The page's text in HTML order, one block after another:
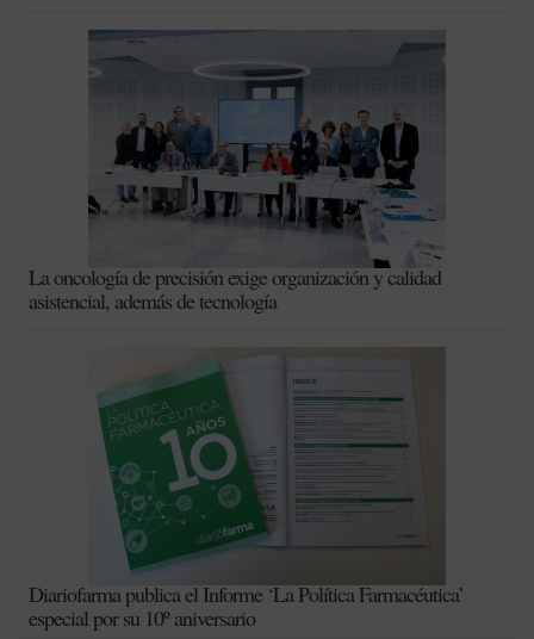
La oncología de precisión exige organización y calidad
asistencial, además de tecnología
Diariofarma publica el Informe ‘La Política Farmacéutica’
especial por su 10º aniversario